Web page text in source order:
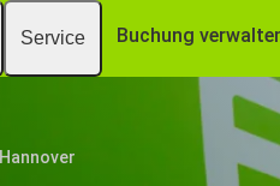
Service Buchung
Hannover